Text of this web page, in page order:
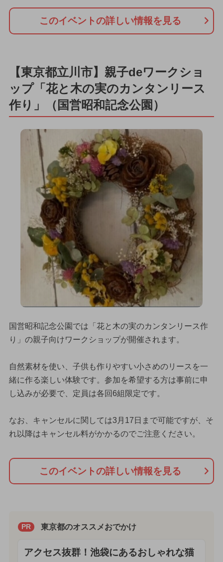
このイベントの詳しい情報を見る
【東京都立川市】親子deワークショ
ップ「花と木の実のカンタンリース
作り」（国営昭和記念公園）
国営昭和記念公園では「花と木の実のカンタンリース作
り」の親子向けワークショップが開催されます。
自然素材を使い、子供も作りやすい小さめのリースを一
緒に作る楽しい体験です。参加を希望する方は事前に申
し込みが必要で、定員は各回6組限定です。
なお、キャンセルに関しては3月17日まで可能ですが、そ
れ以降はキャンセル料がかかるのでご注意ください。
このイベントの詳しい情報を見る
PR 東京都のオススメおでかけ
アクセス抜群！池袋にあるおしゃれな猫